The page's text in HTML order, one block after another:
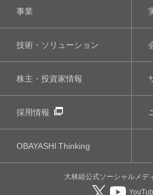
事業
技術・ソリューション
株主・投資家情報
採用情報
OBAYASHIThinking
大林組公式ソーシャルメデ